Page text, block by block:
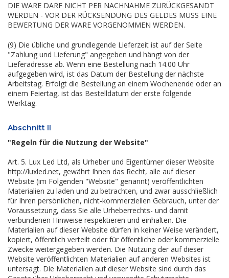
DIE WARE DARF NICHT PER NACHNAHME ZURÜCKGESANDT
WERDEN - VOR DER RÜCKSENDUNG DES GELDES MUSS EINE
BEWERTUNG DER WARE VORGENOMMEN WERDEN.
(9) Die übliche und grundlegende Lieferzeit ist auf der Seite
"Zahlung und Lieferung" angegeben und hängt von der
Lieferadresse ab. Wenn eine Bestellung nach 14.00 Uhr
aufgegeben wird, ist das Datum der Bestellung der nächste
Arbeitstag. Erfolgt die Bestellung an einem Wochenende oder an
einem Feiertag, ist das Bestelldatum der erste folgende
Werktag.
Abschnitt II
"Regeln für die Nutzung der Website"
Art. 5. Lux Led Ltd, als Urheber und Eigentümer dieser Website
http://luxled.net, gewährt Ihnen das Recht, alle auf dieser
Website (im Folgenden "Website" genannt) veröffentlichten
Materialien zu laden und zu betrachten, und zwar ausschließlich
für Ihren persönlichen, nicht-kommerziellen Gebrauch, unter der
Voraussetzung, dass Sie alle Urheberrechts- und damit
verbundenen Hinweise respektieren und einhalten. Die
Materialien auf dieser Website dürfen in keiner Weise verändert,
kopiert, öffentlich verteilt oder für öffentliche oder kommerzielle
Zwecke weitergegeben werden. Die Nutzung der auf dieser
Website veröffentlichten Materialien auf anderen Websites ist
untersagt. Die Materialien auf dieser Website sind durch das